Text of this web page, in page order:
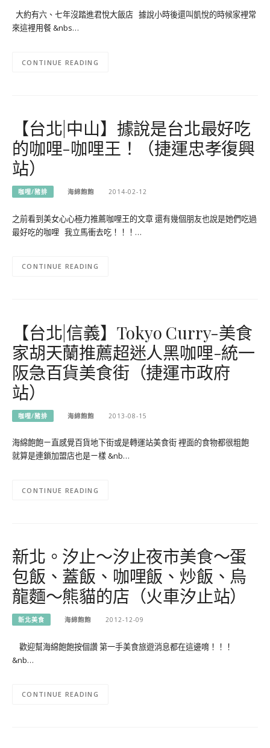
大約有六、七年沒踏進君悅大飯店 據說小時後還叫凱悅的時候家裡常
來這裡用餐 &nbs…
CONTINUE READING
【台北|中山】據說是台北最好吃
的咖哩-咖哩王！（捷運忠孝復興
站）
咖哩/豬排 海綿飽飽 2014-02-12
之前看到美女心心極力推薦咖哩王的文章 還有幾個朋友也說是她們吃過
最好吃的咖哩 我立馬衝去吃！！！…
CONTINUE READING
【台北|信義】Tokyo Curry-美食
家胡天蘭推薦超迷人黑咖哩-統一
阪急百貨美食街（捷運市政府
站）
咖哩/豬排 海綿飽飽 2013-08-15
海綿飽飽ㄧ直感覺百貨地下街或是轉運站美食街 裡面的食物都很粗飽
就算是連鎖加盟店也是ㄧ樣 &nb…
CONTINUE READING
新北。汐止～汐止夜市美食～蛋
包飯、蓋飯、咖哩飯、炒飯、烏
龍麵～熊貓的店（火車汐止站）
新北美食 海綿飽飽 2012-12-09
歡迎幫海綿飽飽按個讚 第一手美食旅遊消息都在這邊唷！！！
&nb…
CONTINUE READING